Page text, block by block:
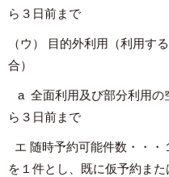
ら３日前まで
（ウ） 目的外利用（利用す
合）
a 全面利用及び部分利用の
ら３日前まで
エ 随時予約可能件数・・
を１件とし、既に仮予約ま